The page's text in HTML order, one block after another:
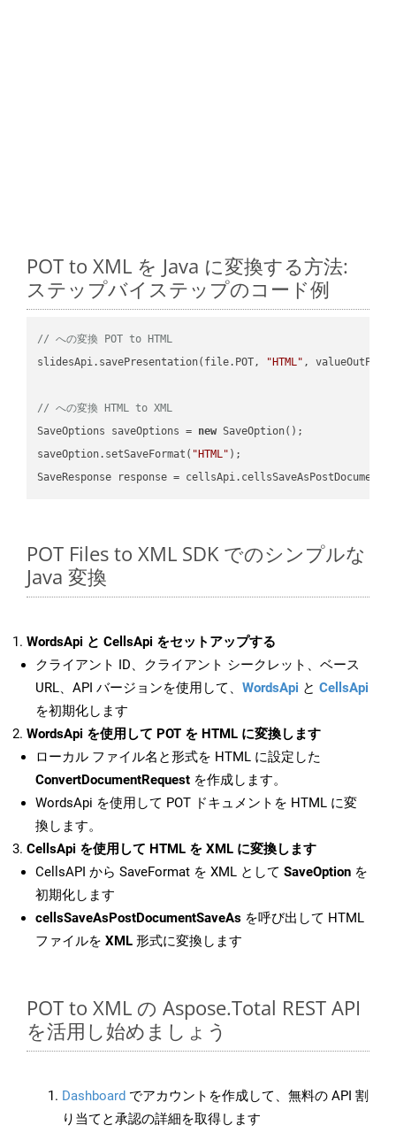
POT to XML を Java に変換する方法:
ステップバイステップのコード例
// への変換 POT to HTML
slidesApi.savePresentation(file.POT,
"HTML" ,
// への変換 HTML to XML
SaveOptions saveOptions = new SaveOption();
saveOption.setSaveFormat( "HTML" );
SaveResponse response =
POT Files to XML SDK でのシンプルな
Java 変換
WordsApi と CellsApi をセットアップする
クライアント ID、クライアント シークレット、ベース
URL、API バージョンを使用して、 WordsApi と CellsApi
を初期化します
WordsApi を使用して POT を HTML に変換します
ローカル ファイル名と形式を HTML に設定した
ConvertDocumentRequest を作成します。
WordsApi を使用して POT ドキュメントを HTML に変
換します。
CellsApi を使用して HTML を XML に変換します
CellsAPI から SaveFormat を XML として SaveOption を
初期化します
cellsSaveAsPostDocumentSaveAs を呼び出して HTML
ファイルを XML 形式に変換します
POT to XML の Aspose.Total REST API
を活用し始めましょう
Dashboard でアカウントを作成して、無料の API 割
り当てと承認の詳細を取得します